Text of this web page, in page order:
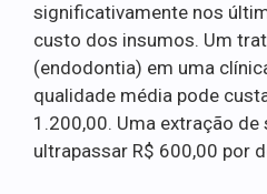
significativamente nos
custo dos insumos. Um
(endodontia) em uma
qualidade média pode
1.200,00. Uma extração
ultrapassar R$ 600,00 por